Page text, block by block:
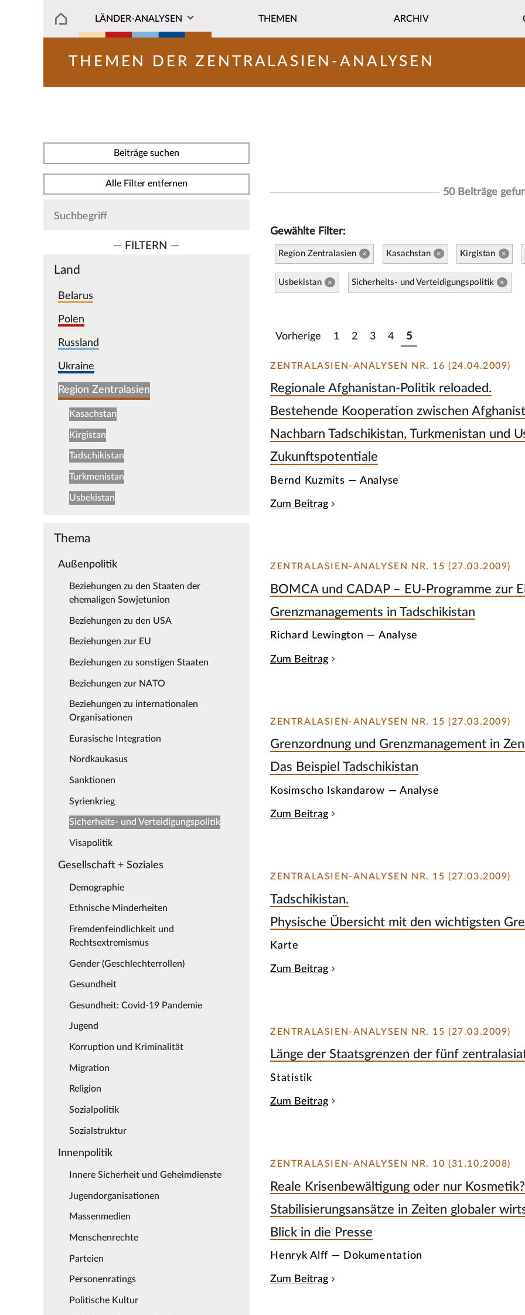
LÄNDER-ANALYSEN THEMEN ARCHIV
THEMEN DER ZENTRALASIEN-ANALYSEN
Beiträge suchen
Alle Filter entfernen
— FILTERN —
Land
Belarus
Polen
Russland
Ukraine
Region Zentralasien
Kasachstan
Kirgistan
Tadschikistan
Turkmenistan
Usbekistan
Thema
Außenpolitik
Beziehungen zu den Staaten der
ehemaligen Sowjetunion
Beziehungen zu den USA
Beziehungen zur EU
Beziehungen zu sonstigen Staaten
Beziehungen zur NATO
Beziehungen zu internationalen
Organisationen
Eurasische Integration
Nordkaukasus
Sanktionen
Syrienkrieg
Sicherheits- und Verteidigungspolitik
Visapolitik
Gesellschaft + Soziales
Demographie
Ethnische Minderheiten
Fremdenfeindlichkeit und
Rechtsextremismus
Gender (Geschlechterrollen)
Gesundheit
Gesundheit: Covid-19 Pandemie
Jugend
Korruption und Kriminalität
Migration
Religion
Sozialpolitik
Sozialstruktur
Innenpolitik
Innere Sicherheit und Geheimdienste
Jugendorganisationen
Massenmedien
Menschenrechte
Parteien
Personenratings
Politische Kultur
50 Beiträge
Gewählte Filter:
Region Zentralasien × Kasachstan × Kirgistan ×
Usbekistan × Sicherheits- und Verteidigungspolitik ×
Vorherige 1 2 3 4 5
ZENTRALASIEN-ANALYSEN NR. 16 (24.04.2009)
Regionale Afghanistan-Politik reloaded.
Bestehende Kooperation zwischen
Nachbarn Tadschikistan, Turkmenistan und
Zukunftspotentiale
Bernd Kuzmits — Analyse
Zum Beitrag
ZENTRALASIEN-ANALYSEN NR. 15 (27.03.2009)
BOMCA und CADAP – EU-Programme zur
Grenzmanagements in Tadschikistan
Richard Lewington — Analyse
Zum Beitrag
ZENTRALASIEN-ANALYSEN NR. 15 (27.03.2009)
Grenzordnung und Grenzmanagement in
Das Beispiel Tadschikistan
Kosimscho Iskandarow — Analyse
Zum Beitrag
ZENTRALASIEN-ANALYSEN NR. 15 (27.03.2009)
Tadschikistan.
Physische Übersicht mit den wichtigsten
Karte
Zum Beitrag
ZENTRALASIEN-ANALYSEN NR. 15 (27.03.2009)
Länge der Staatsgrenzen der fünf
Statistik
Zum Beitrag
ZENTRALASIEN-ANALYSEN NR. 10 (31.10.2008)
Reale Krisenbewältigung oder nur
Stabilisierungsansätze in Zeiten globaler
Blick in die Presse
Henryk Alff — Dokumentation
Zum Beitrag